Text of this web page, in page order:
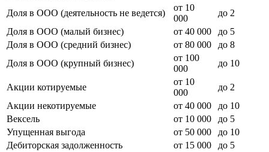
Доля в ООО (деятельность не ведется)
от 10
000
до 2
Доля в ООО (малый бизнес)
от 40 000
до 5
Доля в ООО (средний бизнес)
от 80 000
до 8
Доля в ООО (крупный бизнес)
от 100
000
до 10
Акции котируемые
от 10
000
до 2
Акции некотируемые
от 40 000
до 10
Вексель
от 10 000
до 5
Упущенная выгода
от 50 000
до 10
Дебиторская задолженность
от 15 000
до 5